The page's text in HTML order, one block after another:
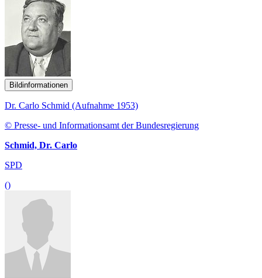
Bildinformationen
Dr. Carlo Schmid (Aufnahme 1953)
© Presse- und Informationsamt der Bundesregierung
Schmid, Dr. Carlo
SPD
()